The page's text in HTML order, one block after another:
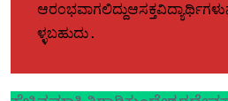
ಳ್ಳಬಹುದು.